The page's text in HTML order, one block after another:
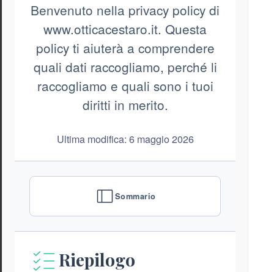
Benvenuto nella privacy policy di
www.otticacestaro.it. Questa
policy ti aiuterà a comprendere
quali dati raccogliamo, perché li
raccogliamo e quali sono i tuoi
diritti in merito.
Ultima modifica: 6 maggio 2026
Sommario
Riepilogo